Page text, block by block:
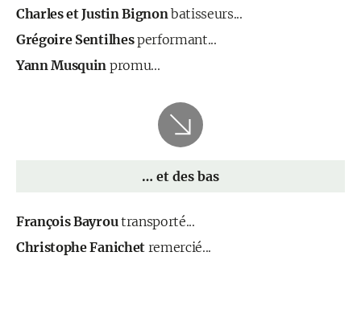
Charles et Justin Bignonbatisseurs...
Grégoire Sentilhesperformant...
Yann Musquin promu...
… et des bas
François Bayroutransporté...
Christophe Fanichetremercié...